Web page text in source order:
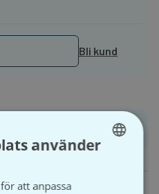
Bli kund
0,32 kg
använder
att anpassa